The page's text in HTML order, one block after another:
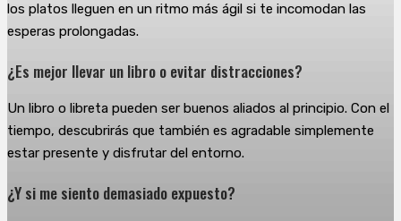
los platos lleguen en un ritmo más ágil si te incomodan las
esperas prolongadas.
¿Es mejor llevar un libro o evitar distracciones?
Un libro o libreta pueden ser buenos aliados al principio. Con el
tiempo, descubrirás que también es agradable simplemente
estar presente y disfrutar del entorno.
¿Y si me siento demasiado expuesto?